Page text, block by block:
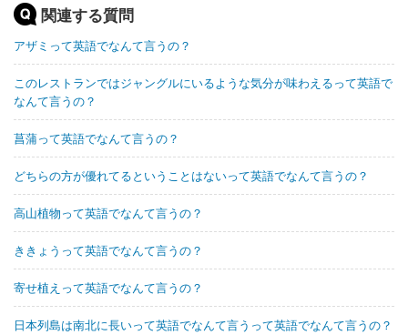
関連する質問
アザミって英語でなんて言うの？
このレストランではジャングルにいるような気分が味わえるって英語で
なんて言うの？
菖蒲って英語でなんて言うの？
どちらの方が優れてるということはないって英語でなんて言うの？
高山植物って英語でなんて言うの？
ききょうって英語でなんて言うの？
寄せ植えって英語でなんて言うの？
日本列島は南北に長いって英語でなんて言うって英語でなんて言うの？